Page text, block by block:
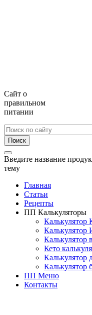
Сайт о
правильном
питании
Поиск
Введите название
тему
Главная
Статьи
Рецепты
ПП Калькуляторы
Калькулятор
Кето
Калькулятор
Калькулятор
ПП Меню
Контакты